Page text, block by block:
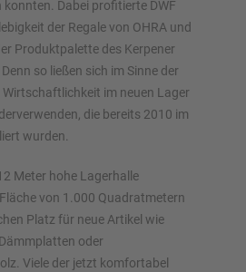
Dabei profitierte DWF
der Regale von OHRA und
Produktpalette des Kerpener
so ließen sich im Sinne der
im neuen Lager
die bereits 2010 im
wurden.
Meter hohe Lagerhalle
von 1.000 Quadratmetern
Platz für neue Artikel wie
oder
Viele der jetzt komfortabel
individuell mit unseren